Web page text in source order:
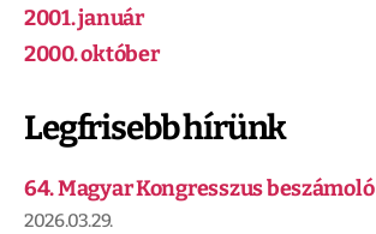
2001. január
2000. október
Legfrisebb hírünk
64. Magyar Kongresszus beszámoló
2026.03.29.